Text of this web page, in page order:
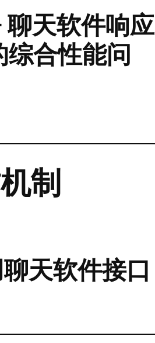
聊天软件响应
合性能问
制
天软件接口